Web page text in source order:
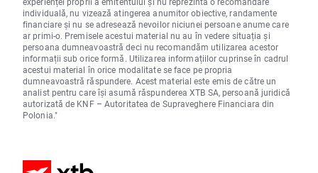
individuală, nu vizează atingerea anumitor obiective, randamente
financiare și nu se adresează nevoilor niciunei persoane anume care
ar primi-o. Premisele acestui material nu au în vedere situația și
persoana dumneavoastră deci nu recomandăm utilizarea acestor
informații sub orice formă. Utilizarea informațiilor cuprinse în cadrul
acestui material în orice modalitate se face pe propria
dumneavoastră răspundere. Acest material este emis de către un
analist pentru care își asumă răspunderea XTB SA, persoană juridică
autorizată de KNF – Autoritatea de Supraveghere Financiara din
Polonia."